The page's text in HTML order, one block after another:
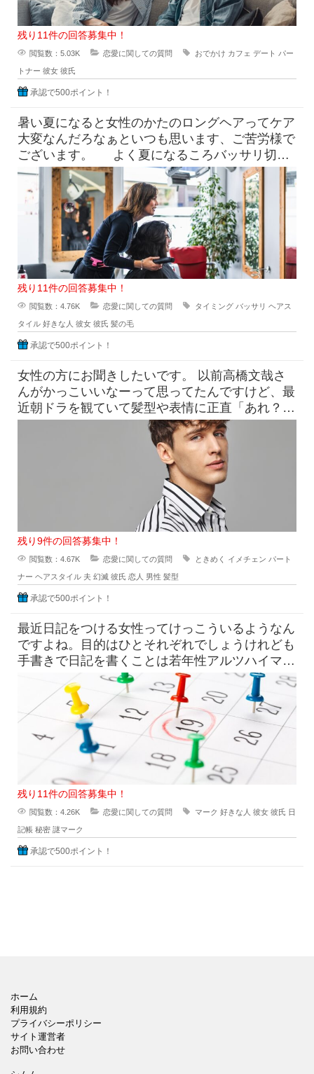
残り11件の回答募集中！
閲覧数：5.03K 恋愛に関しての質問 おでかけ カフェ デート パー
トナー 彼女 彼氏
承認で500ポイント！
暑い夏になると女性のかたのロングヘアってケア
大変なんだろなぁといつも思います、ご苦労様で
ございます。 よく夏になるころバッサリ切っ
たらどうなのよって言っ
残り11件の回答募集中！
閲覧数：4.76K 恋愛に関しての質問 タイミング バッサリ ヘアス
タイル 好きな人 彼女 彼氏 髪の毛
承認で500ポイント！
女性の方にお聞きしたいです。 以前高橋文哉さ
んがかっこいいなーって思ってたんですけど、最
近朝ドラを観ていて髪型や表情に正直「あれ？こ
んなんだっけ？」みたいにな
残り9件の回答募集中！
閲覧数：4.67K 恋愛に関しての質問 ときめく イメチェン パート
ナー ヘアスタイル 夫 幻滅 彼氏 恋人 男性 髪型
承認で500ポイント！
最近日記をつける女性ってけっこういるようなん
ですよね。目的はひとそれぞれでしょうけれども
手書きで日記を書くことは若年性アルツハイマー
にも効果はすこしくらいは貢献
残り11件の回答募集中！
閲覧数：4.26K 恋愛に関しての質問 マーク 好きな人 彼女 彼氏 日
記帳 秘密 謎マーク
承認で500ポイント！
ホーム
利用規約
プライバシーポリシー
サイト運営者
お問い合わせ